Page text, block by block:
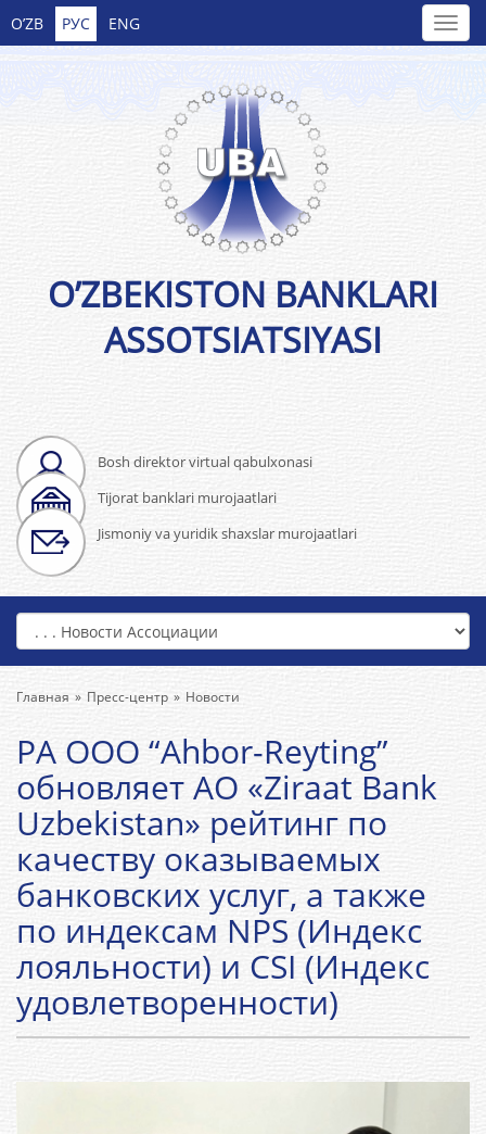
O’ZB РУС ENG
Bosh direktor virtual qabulxonasi
Tijorat banklari murojaatlari
Jismoniy va yuridik shaxslar murojaatlari
O’ZBEKISTON BANKLARI
ASSOTSIATSIYASI
Главная Пресс-центр Новости
РА ООО “Ahbor-Reyting”
обновляет АО «Ziraat Bank
Uzbekistan» рейтинг по
качеству оказываемых
банковских услуг, а также
по индексам NPS (Индекс
лояльности) и СSI (Индекс
удовлетворенности)